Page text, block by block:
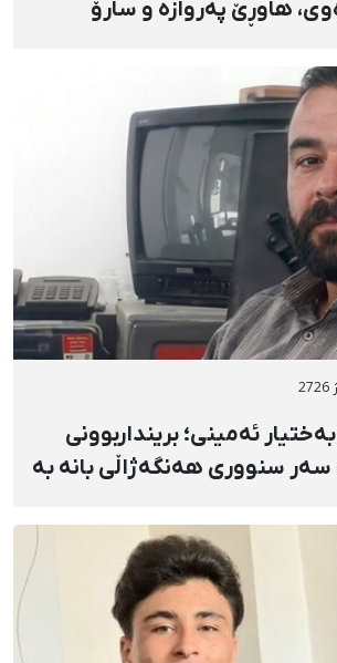
هاوڕێ پەروازە و سارۆ
شوێنێکی نادیار
ئەمینی؛ برینداربوونی
سەر سنووری هەنگەژاڵی بانه بە